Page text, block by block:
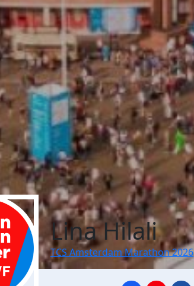
Lina Hilali
TCS Amsterdam Marathon 2026